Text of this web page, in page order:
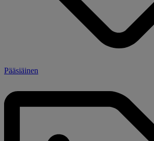
Pääsiäinen